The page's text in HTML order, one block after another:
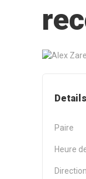
Paire
Heure
Direction